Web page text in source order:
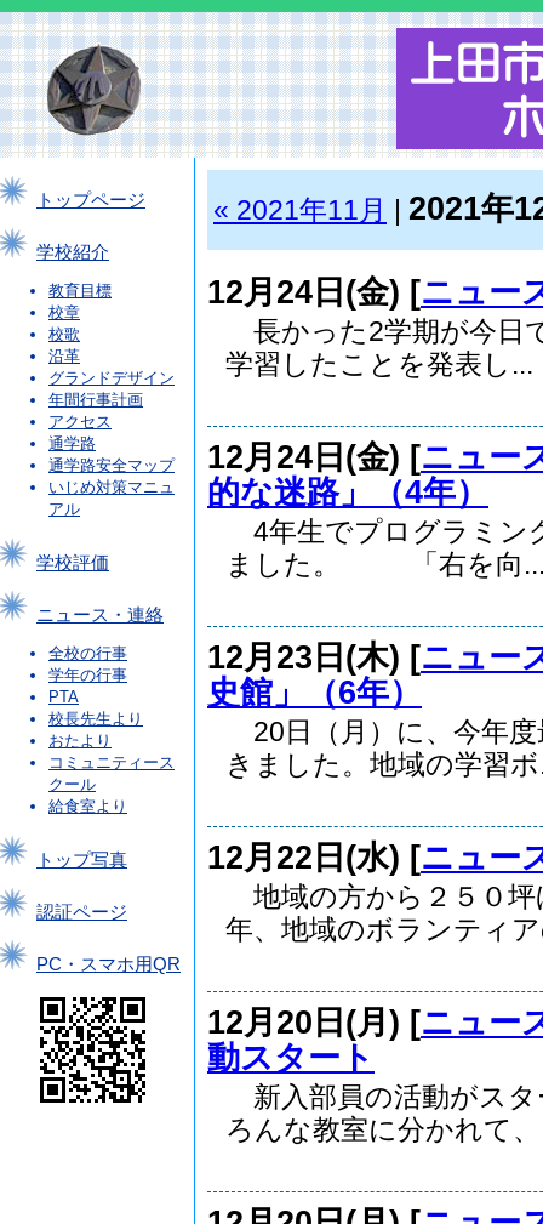
トップページ
学校紹介
教育目標
校章
校歌
沿革
グランドデザイン
年間行事計画
アクセス
通学路
通学路安全マップ
いじめ対策マニュ
アル
学校評価
ニュース・連絡
全校の行事
学年の行事
PTA
校長先生より
おたより
コミュニティース
クール
給食室より
トップ写真
認証ページ
PC・スマホ用QR
« 2021年11月 2021年
12月24日(金) [ニュー
長かった2学期が今
学習したことを発表し...
12月24日(金) [ニュー
的な迷路」（4年）
4年生でプログラミン
ました。 「右を向
12月23日(木) [ニュー
史館」（6年）
20日（月）に、今年度
きました。地域の学習
12月22日(水) [ニュー
地域の方から２５０坪
年、地域のボランティ
12月20日(月) [ニュー
動スタート
新入部員の活動がス
ろんな教室に分かれて